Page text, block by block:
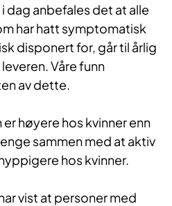
anbefales det at alle
har hatt symptomatisk
disponert for, går til årlig
Våre funn
av dette.
høyere hos kvinner enn
sammen med at aktiv
hos kvinner.
vist at personer med